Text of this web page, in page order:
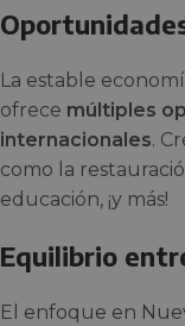
La estable
ofrece múltiples
internacionales.
como la
educación, ¡y más!
Equilibrio
El enfoque en